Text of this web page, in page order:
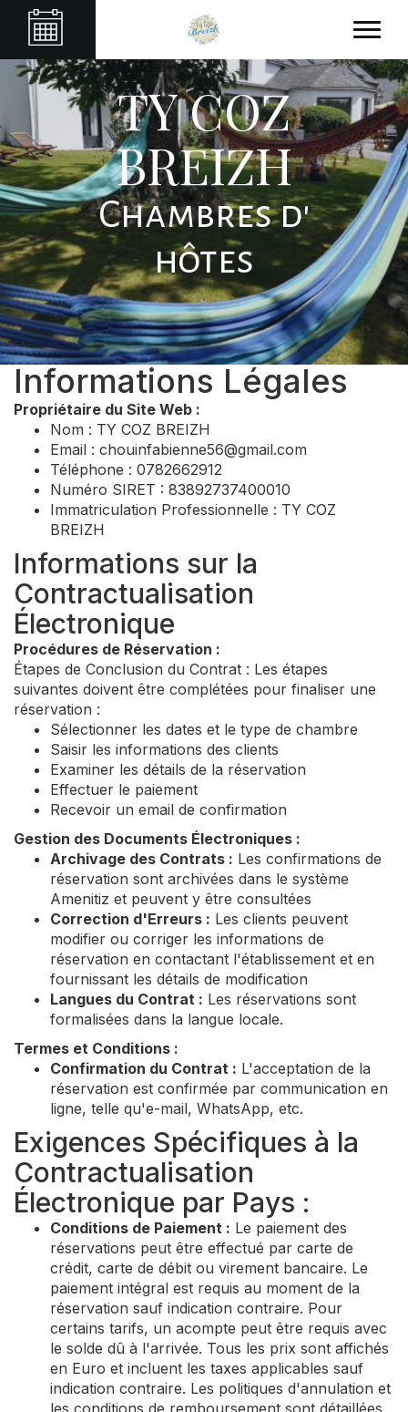
TY COZ
BREIZH
Chambres d'
hôtes
Informations Légales
Propriétaire du Site Web :
Nom : TY COZ BREIZH
Email : chouinfabienne56@gmail.com
Téléphone : 0782662912
Numéro SIRET : 83892737400010
Immatriculation Professionnelle : TY COZ
BREIZH
Informations sur la
Contractualisation
Électronique
Procédures de Réservation :
Étapes de Conclusion du Contrat : Les étapes
suivantes doivent être complétées pour finaliser une
réservation :
Sélectionner les dates et le type de chambre
Saisir les informations des clients
Examiner les détails de la réservation
Effectuer le paiement
Recevoir un email de confirmation
Gestion des Documents Électroniques :
Archivage des Contrats : Les confirmations de
réservation sont archivées dans le système
Amenitiz et peuvent y être consultées
Correction d'Erreurs : Les clients peuvent
modifier ou corriger les informations de
réservation en contactant l'établissement et en
fournissant les détails de modification
Langues du Contrat : Les réservations sont
formalisées dans la langue locale.
Termes et Conditions :
Confirmation du Contrat : L'acceptation de la
réservation est confirmée par communication en
ligne, telle qu'e-mail, WhatsApp, etc.
Exigences Spécifiques à la
Contractualisation
Électronique par Pays :
Conditions de Paiement : Le paiement des
réservations peut être effectué par carte de
crédit, carte de débit ou virement bancaire. Le
paiement intégral est requis au moment de la
réservation sauf indication contraire. Pour
certains tarifs, un acompte peut être requis avec
le solde dû à l'arrivée. Tous les prix sont affichés
en Euro et incluent les taxes applicables sauf
indication contraire. Les politiques d'annulation et
les conditions de remboursement sont détaillées